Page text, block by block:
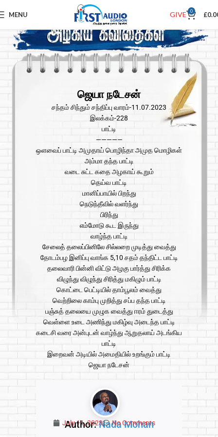
MENU GIVE 0 £
ஜெயா நடேசன்
சந்தம் சிந்தும் சந்திப்பு வாரம்-11.07.2023
இலக்கம்-228
பாட்டி
—————
ஒளவைப் பாட்டி அமுதாய் பொழிந்தா அமுத மொழிகள்
அம்மா தந்த பாட்டி
வடை சுட்ட கதை அழகாய் கூறும்
தெய்வ பாட்டி
மானிப்பாயில் பிறந்து
நெடுந்தீவில் வளர்ந்து
பிரிந்து
எம்மோடு கூட இருந்து
வாழ்ந்த பாட்டி
சேலைத் தலைப்பினிலே சில்லறை முடித்து வைத்து
தோடம்பழ இனிப்பு வாங்க 5,10 சதம் தந்திட்ட பாட்டி
தலைவாரி பின்னி விட்டு அழகு பார்த்து சிரிக்க
விழுந்து விழுந்து சிரித்து மகிழும் பாட்டி
கொட்டை பெட்டியில் தாம்பூலம் வைத்து
வெற்றிலை காம்பு முறித்து சப்ப தந்த பாட்டி
பஞ்சுத் தலையை முழுக வைத்து ஈரம் துடைத்து
வெள்ளை உடை அணிந்து மகிழ்வு அடைந்த பாட்டி
கடைசி வரை அன்புடன் வாழ்ந்து ஆறுதலாய் அடங்கிய
பாட்டி
இறைவன் அடியில் அமைதியில் உறங்கும் பாட்டி
ஜெயா நடேசன்
Author:Nada Mohan
July 11, 2023 No Comments